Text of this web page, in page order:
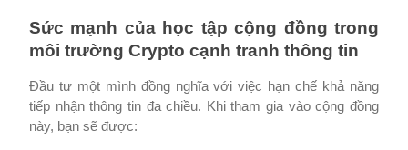
Sức mạnh của học tập cộng đồng trong
môi trường Crypto cạnh tranh thông tin
Đầu tư một mình đồng nghĩa với việc hạn chế khả năng
tiếp nhận thông tin đa chiều. Khi tham gia vào cộng đồng
này, bạn sẽ được: